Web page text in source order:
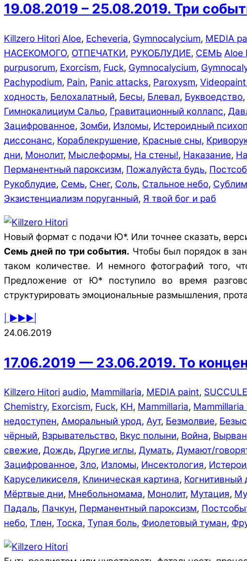
19.08.2019 – 25.08.2019. Три
Killzero Hitori Aloe, Echeveria, Gymnocalycium, MEDIA
НАСЕКОМОГО, ОТПЕЧАТКИ, РУКОБЛУДИЕ, СЕМЬ Aloe
purpusorum, Exorcism, Fuck, Gymnocalycium,
Pachypodium, Pain, Panic attacks, Paroxysm, Videopaint
ходно­сть, Белохалатный, Бесы, Блевал, Буквоедство,
Гимнокалициум Сальо, Гравитационный коллапс,
Зацифрованное, Зомби, Изломы, Истероидный
диссонанс, Кораблекрушение, Красные сны,
дни, Монолит, Мыслеформы, На стены!, Наказание,
Перманентный пароксизм, Пожалуйста будь,
Рукоблудие, Семь, Снег, Соль, Стальное небо,
Экзистенциализм поруганный, Я твой бог и раб
Новый формат с подачи Ю*. Или точнее сказать,
Семь дней по три события. Чтобы был порядок в
таком количестве. И немного фотографий того,
Предложение от Ю* поступило во время
структурировать эмоциональные размышления,
| ►►►|
24.06.2019
17.06.2019 — 23.06.2019. То
Killzero Hitori audio, Mammillaria, MEDIA paint,
Chemistry, Exorcism, Fuck, KH, Mammillaria,
недоступен, Аморальный урод, Аут, Безмолвие,
чёрный, Взрывательство, Вкус полыни, Война,
свежие, Дождь­, Другие иглы, Думать, Думают/
Зацифрованное, Зло, Изломы, Инсектология,
Каруселикиселя, Клиническая картина, Когнитивный
Мёртвые дни, Мнебольномама, Монолит, Мутация,
Падаль, Пачкун, Перманентный пароксизм,
небо, Тлен, Тоска, Тупая боль, Фиолетовый туман,